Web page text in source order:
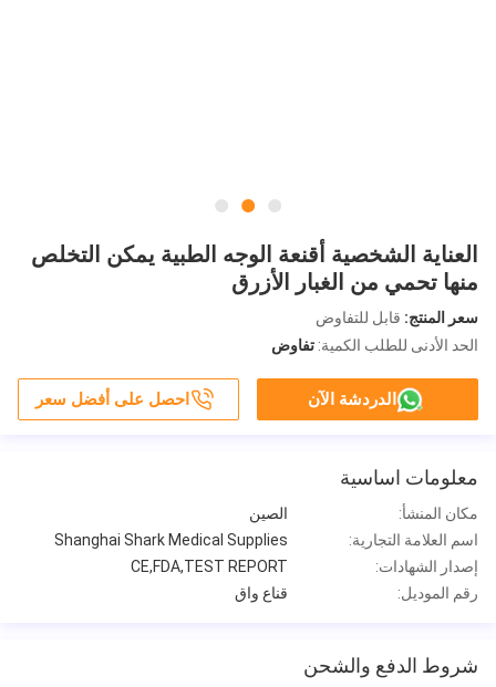
العناية الشخصية أقنعة الوجه الطبية يمكن التخلص
منها تحمي من الغبار الأزرق
سعر المنتج: قابل للتفاوض
الحد الأدنى للطلب الكمية: تفاوض
الدردشة الآن احصل على أفضل سعر
معلومات اساسية
مكان المنشأ:
الصين
اسم العلامة التجارية:
Shanghai Shark Medical Supplies
إصدار الشهادات:
CE,FDA,TEST REPORT
رقم الموديل:
قناع واق
شروط الدفع والشحن